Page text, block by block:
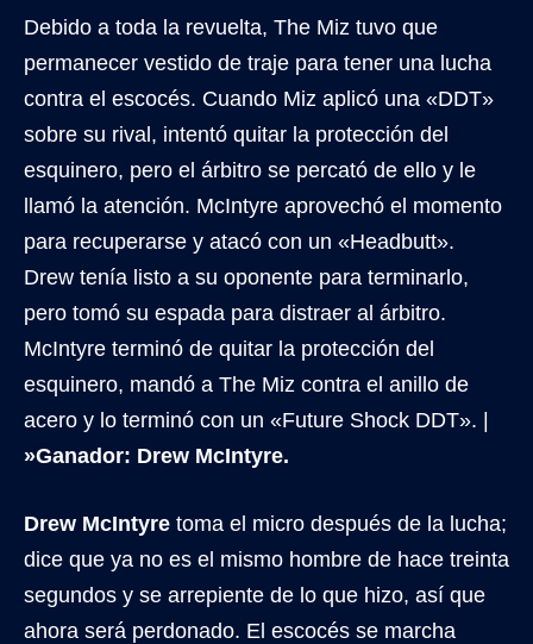
Debido a toda la revuelta, The Miz tuvo que
permanecer vestido de traje para tener una lucha
contra el escocés. Cuando Miz aplicó una «DDT»
sobre su rival, intentó quitar la protección del
esquinero, pero el árbitro se percató de ello y le
llamó la atención. McIntyre aprovechó el momento
para recuperarse y atacó con un «Headbutt».
Drew tenía listo a su oponente para terminarlo,
pero tomó su espada para distraer al árbitro.
McIntyre terminó de quitar la protección del
esquinero, mandó a The Miz contra el anillo de
acero y lo terminó con un «Future Shock DDT». |
»Ganador: Drew McIntyre.
Drew McIntyre toma el micro después de la lucha;
dice que ya no es el mismo hombre de hace treinta
segundos y se arrepiente de lo que hizo, así que
ahora será perdonado. El escocés se marcha